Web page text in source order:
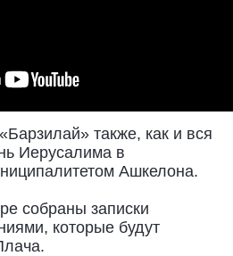
также, как и вся
Иерусалима в
Ашкелона.
собраны записки
которые будут